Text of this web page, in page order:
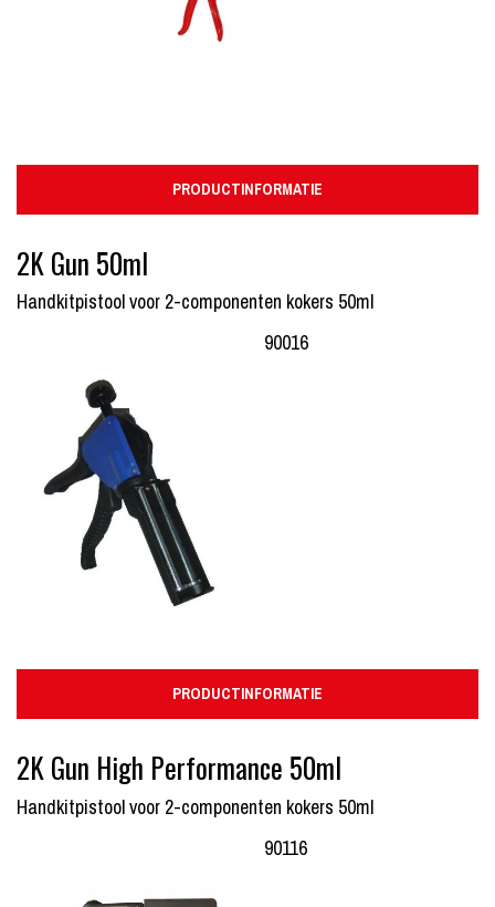
PRODUCTINFORMATIE
2K Gun 50ml
Handkitpistool voor 2-componenten kokers 50ml
90016
PRODUCTINFORMATIE
2K Gun High Performance 50ml
Handkitpistool voor 2-componenten kokers 50ml
90116